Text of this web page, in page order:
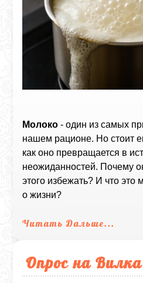
Молоко - один из самых
нашем рационе. Но стоит
как оно превращается в
неожиданностей. Почему
этого избежать? И что это
о жизни?
Читать Дальше...
Опрос на Вилка